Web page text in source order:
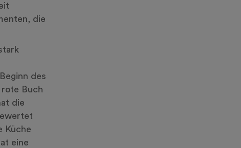
die
des
Buch
die
Küche
eine